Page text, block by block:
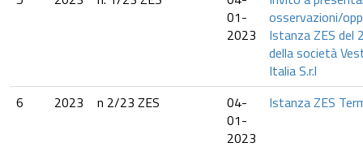
01-
2023
osservazioni/
Istanza ZES
della società
Italia S.r.l
6
2023 n 2/23 ZES
04-
01-
2023
Istanza ZES